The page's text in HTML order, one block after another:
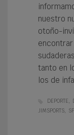
nuestro
otoño-
tanto en
los de
DEPORTE
JIMSPORTS